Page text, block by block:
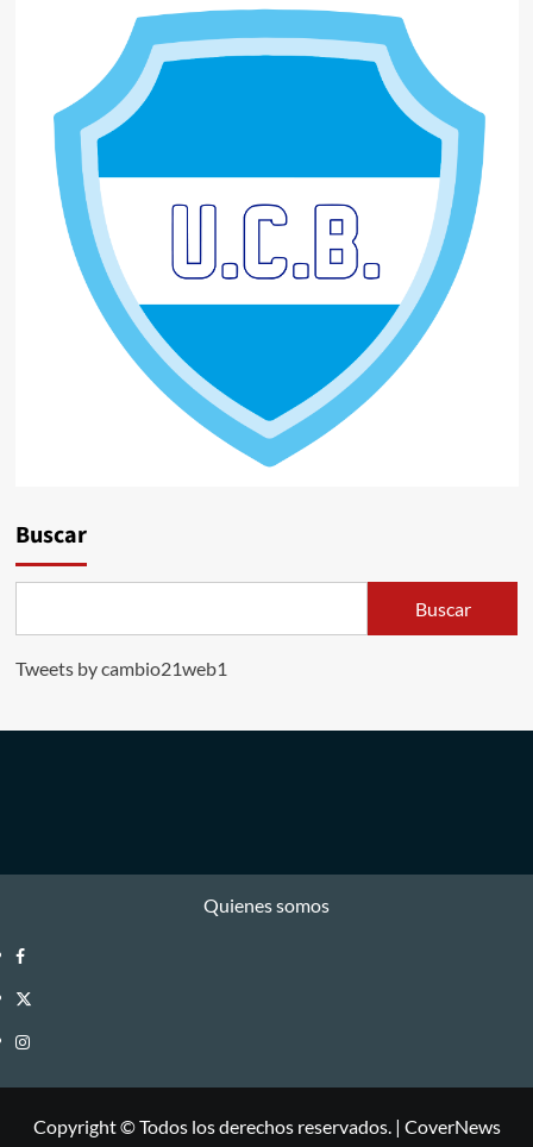
Buscar
Buscar
Tweets by cambio21web1
Quienes somos
Facebook
Twitter
Instagram
Copyright © Todos los derechos reservados. | CoverNews